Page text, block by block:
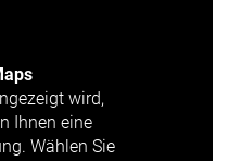
wird,
Ihnen eine
Wählen Sie